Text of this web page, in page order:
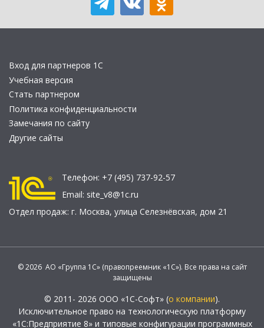
Вход для партнеров 1С
Учебная версия
Стать партнером
Политика конфиденциальности
Замечания по сайту
Другие сайты
Телефон: +7 (495) 737-92-57
Email: site_v8@1c.ru
Отдел продаж: г. Москва, улица Селезнёвская, дом 21
© 2026 АО «Группа 1С» (правопреемник «1С»). Все права на сайт
защищены
© 2011- 2026 ООО «1С-Софт» (о компании).
Исключительное право на технологическую платформу
«1С:Предприятие 8» и типовые конфигурации программных